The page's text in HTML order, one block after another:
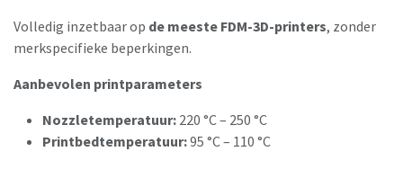
Volledig inzetbaar op de meeste FDM-3D-printers, zonder
merkspecifieke beperkingen.
Aanbevolen printparameters
Nozzletemperatuur: 220 °C – 250 °C
Printbedtemperatuur:95 °C – 110 °C